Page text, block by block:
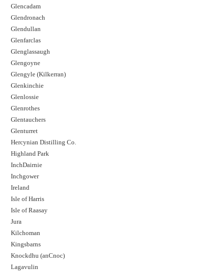
Glencadam
Glendronach
Glendullan
Glenfarclas
Glenglassaugh
Glengoyne
Glengyle (Kilkerran)
Glenkinchie
Glenlossie
Glenrothes
Glentauchers
Glenturret
Hercynian Distilling Co.
Highland Park
InchDairnie
Inchgower
Ireland
Isle of Harris
Isle of Raasay
Jura
Kilchoman
Kingsbarns
Knockdhu (anCnoc)
Lagavulin